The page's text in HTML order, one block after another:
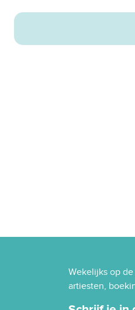
Wekelijks op
artiesten,